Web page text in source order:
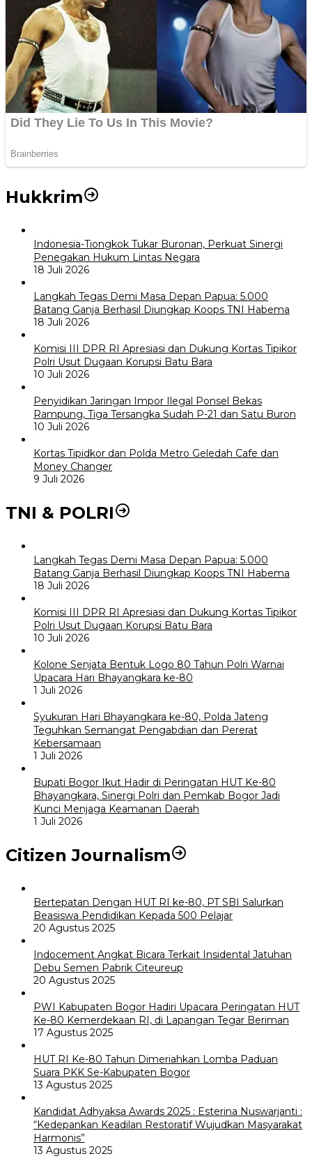
Hukkrim
Indonesia-Tiongkok Tukar Buronan, Perkuat Sinergi
Penegakan Hukum Lintas Negara
18 Juli 2026
Langkah Tegas Demi Masa Depan Papua: 5.000
Batang Ganja Berhasil Diungkap Koops TNI Habema
18 Juli 2026
Komisi III DPR RI Apresiasi dan Dukung Kortas Tipikor
Polri Usut Dugaan Korupsi Batu Bara
10 Juli 2026
Penyidikan Jaringan Impor Ilegal Ponsel Bekas
Rampung, Tiga Tersangka Sudah P-21 dan Satu Buron
10 Juli 2026
Kortas Tipidkor dan Polda Metro Geledah Cafe dan
Money Changer
9 Juli 2026
TNI & POLRI
Langkah Tegas Demi Masa Depan Papua: 5.000
Batang Ganja Berhasil Diungkap Koops TNI Habema
18 Juli 2026
Komisi III DPR RI Apresiasi dan Dukung Kortas Tipikor
Polri Usut Dugaan Korupsi Batu Bara
10 Juli 2026
Kolone Senjata Bentuk Logo 80 Tahun Polri Warnai
Upacara Hari Bhayangkara ke-80
1 Juli 2026
Syukuran Hari Bhayangkara ke-80, Polda Jateng
Teguhkan Semangat Pengabdian dan Pererat
Kebersamaan
1 Juli 2026
Bupati Bogor Ikut Hadir di Peringatan HUT Ke-80
Bhayangkara, Sinergi Polri dan Pemkab Bogor Jadi
Kunci Menjaga Keamanan Daerah
1 Juli 2026
Citizen Journalism
Bertepatan Dengan HUT RI ke-80, PT SBI Salurkan
Beasiswa Pendidikan Kepada 500 Pelajar
20 Agustus 2025
Indocement Angkat Bicara Terkait Insidental Jatuhan
Debu Semen Pabrik Citeureup
20 Agustus 2025
PWI Kabupaten Bogor Hadiri Upacara Peringatan HUT
Ke-80 Kemerdekaan RI, di Lapangan Tegar Beriman
17 Agustus 2025
HUT RI Ke-80 Tahun Dimeriahkan Lomba Paduan
Suara PKK Se-Kabupaten Bogor
13 Agustus 2025
Kandidat Adhyaksa Awards 2025 : Esterina Nuswarjanti :
“Kedepankan Keadilan Restoratif Wujudkan Masyarakat
Harmonis”
13 Agustus 2025